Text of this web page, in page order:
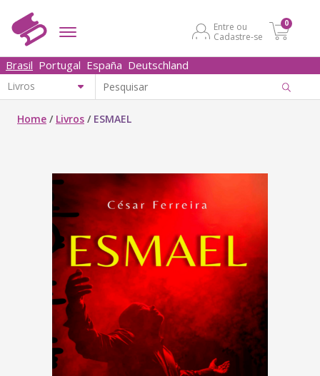
Entre ou
Cadastre-se
0
Brasil Portugal España Deutschland
Home / Livros / ESMAEL